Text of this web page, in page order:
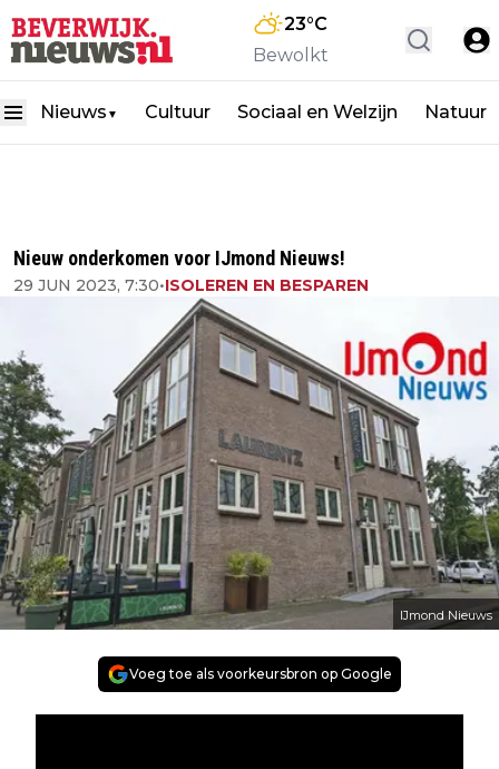
23°C
Bewolkt
Nieuws ▼ Cultuur Sociaal en Welzijn Natuur
Nieuw onderkomen voor IJmond Nieuws!
29 JUN 2023, 7:30•ISOLEREN EN BESPAREN
IJmond Nieuws
Voeg toe als voorkeursbron op Google